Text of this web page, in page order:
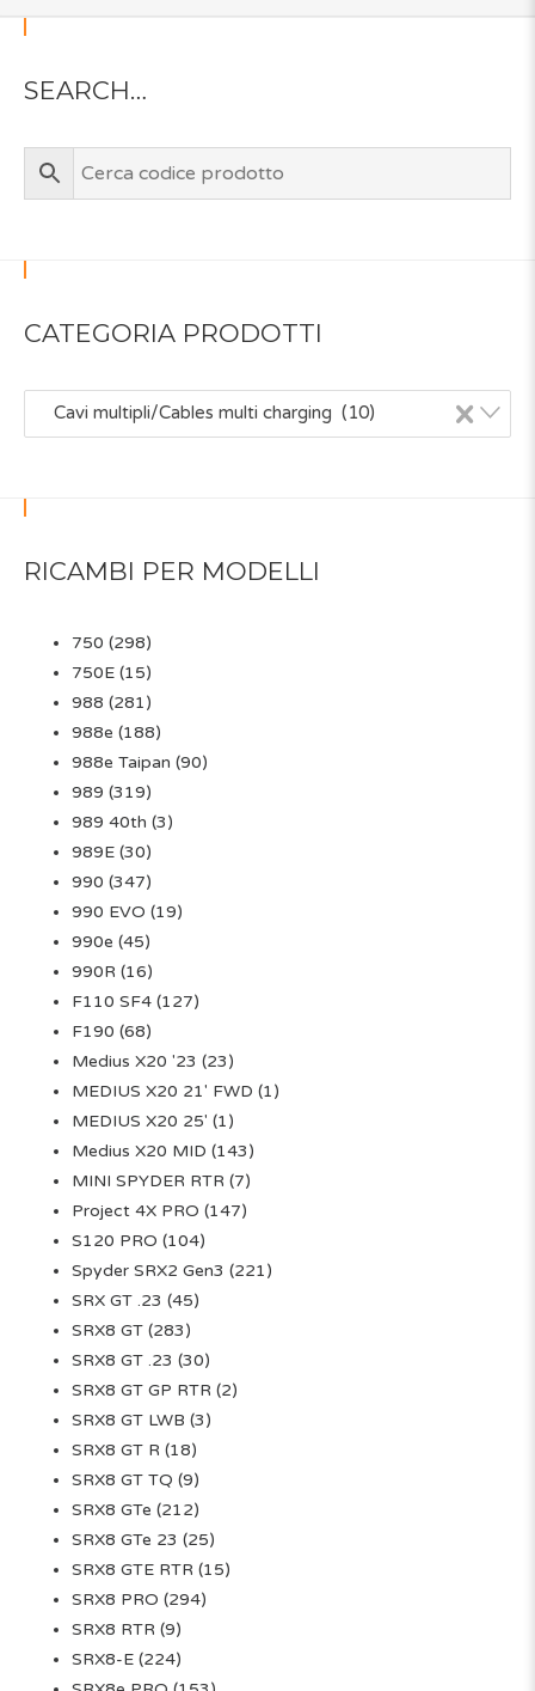
SEARCH…
CATEGORIA PRODOTTI
×
Cavi multipli/Cables multi charging (10)
RICAMBI PER MODELLI
750 (298)
750E (15)
988 (281)
988e (188)
988e Taipan (90)
989 (319)
989 40th (3)
989E (30)
990 (347)
990 EVO (19)
990e (45)
990R (16)
F110 SF4 (127)
F190 (68)
Medius X20 '23 (23)
MEDIUS X20 21' FWD (1)
MEDIUS X20 25' (1)
Medius X20 MID (143)
MINI SPYDER RTR (7)
Project 4X PRO (147)
S120 PRO (104)
Spyder SRX2 Gen3 (221)
SRX GT .23 (45)
SRX8 GT (283)
SRX8 GT .23 (30)
SRX8 GT GP RTR (2)
SRX8 GT LWB (3)
SRX8 GT R (18)
SRX8 GT TQ (9)
SRX8 GTe (212)
SRX8 GTe 23 (25)
SRX8 GTE RTR (15)
SRX8 PRO (294)
SRX8 RTR (9)
SRX8-E (224)